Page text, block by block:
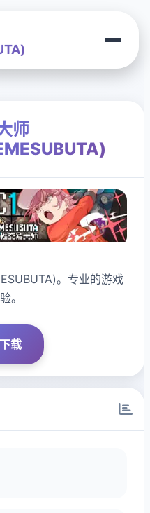
师
。专业的游戏
。
载